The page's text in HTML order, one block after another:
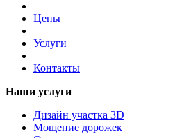
Цены
Услуги
Контакты
Наши услуги
Дизайн участка 3D
Мощение дорожек